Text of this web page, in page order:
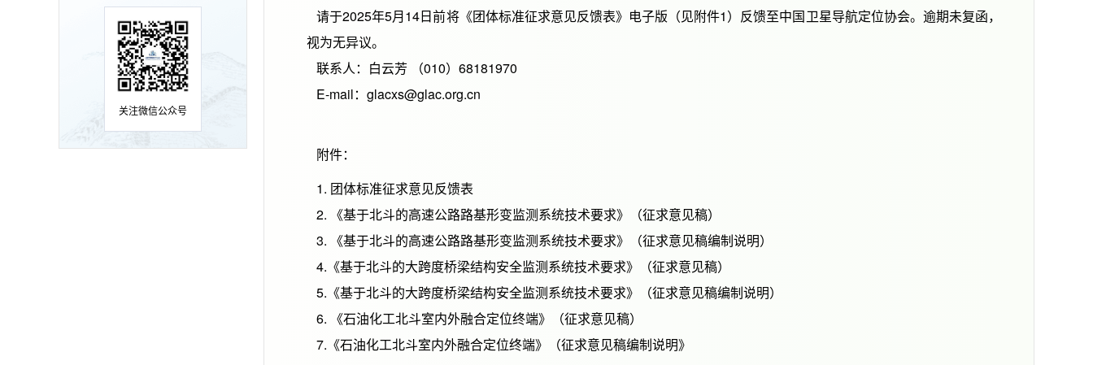
关注微信公众号
请于2025年5月14日前将《团体标准征求意见反馈表》电子版（见附件1）反馈至中国卫星导航定位协会。逾期未复函，
视为无异议。
联系人：白云芳 （010）68181970
E-mail：glacxs@glac.org.cn
附件：
1. 团体标准征求意见反馈表
2. 《基于北斗的高速公路路基形变监测系统技术要求》（征求意见稿）
3. 《基于北斗的高速公路路基形变监测系统技术要求》（征求意见稿编制说明）
4.《基于北斗的大跨度桥梁结构安全监测系统技术要求》（征求意见稿）
5.《基于北斗的大跨度桥梁结构安全监测系统技术要求》（征求意见稿编制说明）
6. 《石油化工北斗室内外融合定位终端》（征求意见稿）
7.《石油化工北斗室内外融合定位终端》（征求意见稿编制说明》